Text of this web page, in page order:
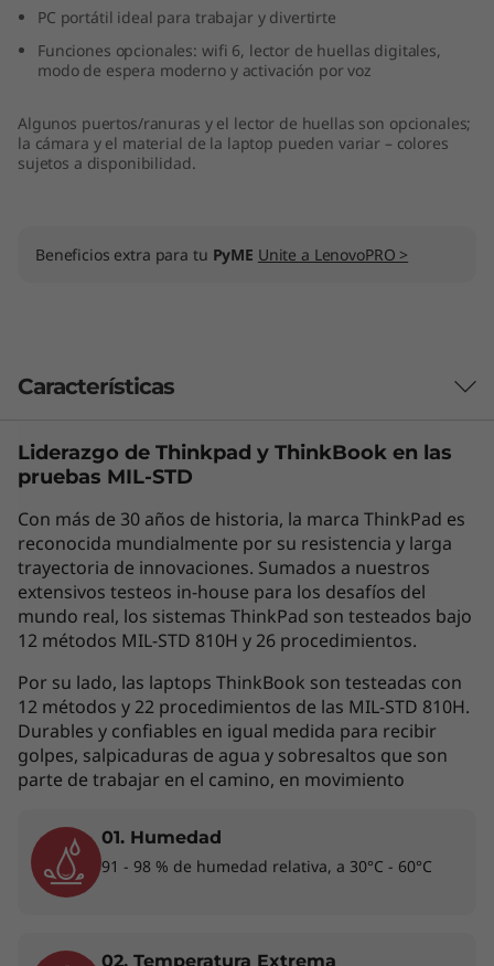
PC portátil ideal para trabajar y divertirte
Funciones opcionales: wifi 6, lector de huellas digitales,
modo de espera moderno y activación por voz
Algunos puertos/ranuras y el lector de huellas son opcionales;
la cámara y el material de la laptop pueden variar – colores
sujetos a disponibilidad.
Beneficios extra para tu PyME Unite a LenovoPRO >
Características
Los accesorios exhibidos no están incluidos
Las características de cada producto pueden
variar según el país de adquisición del mismo,
por lo que la siguiente descripción no debe ser
interpretada como un compromiso
contractual. Te invitamos a revisar las
características específicas para cada producto
antes de realizar la compra online en la sección
'Ver Modelos' de esta misma página, o con un
asesor de ventas si es en una tienda física.
Una PC realmente personal
Convierte la laptop Thinkpad T14 2da Gen (14",
Liderazgo de Thinkpad y ThinkBook en las
pruebas MIL-STD
Con más de 30 años de historia, la marca ThinkPad es
reconocida mundialmente por su resistencia y larga
trayectoria de innovaciones. Sumados a nuestros
extensivos testeos in-house para los desafíos del
mundo real, los sistemas ThinkPad son testeados bajo
12 métodos MIL-STD 810H y 26 procedimientos.
Por su lado, las laptops ThinkBook son testeadas con
12 métodos y 22 procedimientos de las MIL-STD 810H.
Durables y confiables en igual medida para recibir
golpes, salpicaduras de agua y sobresaltos que son
parte de trabajar en el camino, en movimiento
01. Humedad
91 - 98 % de humedad relativa, a 30°C - 60°C
02. Temperatura Extrema